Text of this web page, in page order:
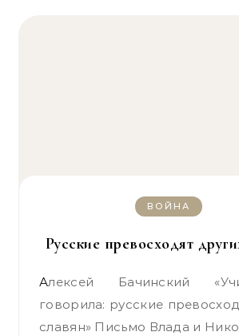
ВОЙНА
Русские превосходят
Алексей Бачинский «Учительница
говорила: русские
славян» Письмо Влада и